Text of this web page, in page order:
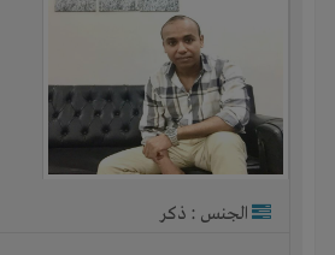
الجنس : ذكر